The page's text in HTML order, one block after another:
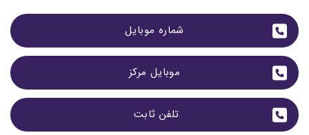
شماره موبایل
موبایل مرکز
تلفن ثابت